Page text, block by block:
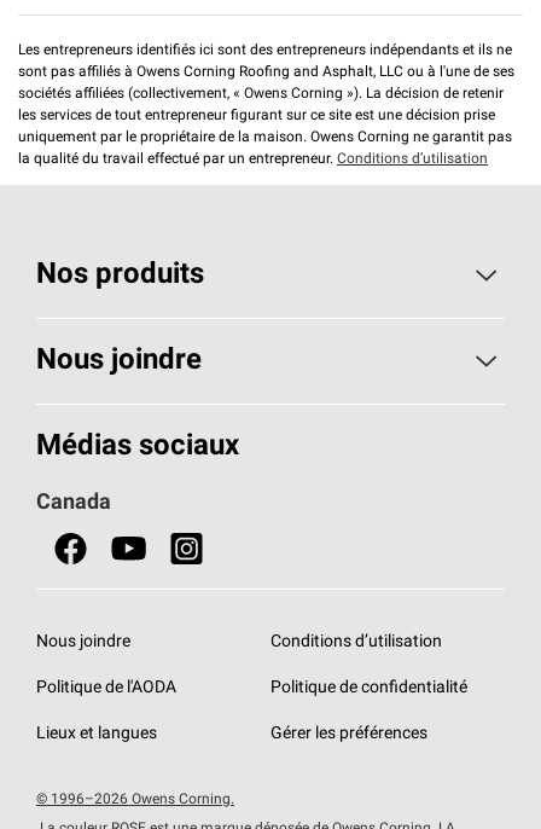
Les entrepreneurs identifiés ici sont des entrepreneurs indépendants et ils ne
sont pas affiliés à Owens Corning Roofing and Asphalt, LLC ou à l'une de ses
sociétés affiliées (collectivement, « Owens Corning »). La décision de retenir
les services de tout entrepreneur figurant sur ce site est une décision prise
uniquement par le propriétaire de la maison. Owens Corning ne garantit pas
la qualité du travail effectué par un entrepreneur. Conditions d’utilisation
Nos produits
Toiture
Isolants pour usage résidentiel
Portes
Nous joindre
Composez le 1 800 438-7465
Médias sociaux
Canada
Nous joindre
Politique de l'AODA
Lieux et langues
Conditions d’utilisation
Politique de confidentialité
Gérer les préférences
© 1996–2026 Owens Corning.